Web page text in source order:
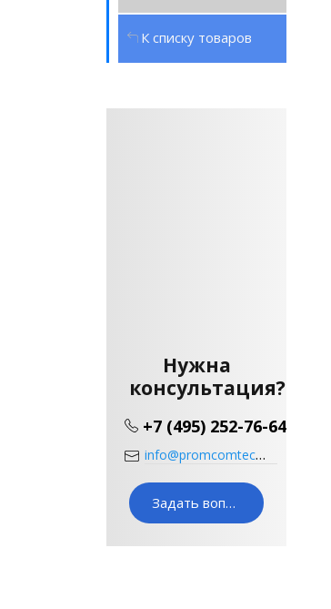
К списку товаров
Нужна
консультация?
+7 (495) 252-76-64
info@promcomtech.ru
Задать вопрос